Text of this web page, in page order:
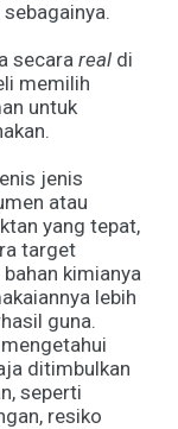
secara real di
memilih
untuk
jenis
atau
yang tepat,
target
kimianya
lebih
guna.
ditimbulkan
seperti
resiko